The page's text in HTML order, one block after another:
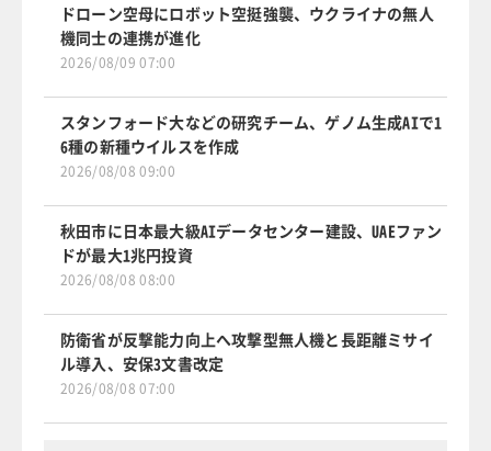
ドローン空母にロボット空挺強襲、ウクライナの無人
機同士の連携が進化
2026/08/09 07:00
スタンフォード大などの研究チーム、ゲノム生成AIで1
6種の新種ウイルスを作成
2026/08/08 09:00
秋田市に日本最大級AIデータセンター建設、UAEファン
ドが最大1兆円投資
2026/08/08 08:00
防衛省が反撃能力向上へ攻撃型無人機と長距離ミサイ
ル導入、安保3文書改定
2026/08/08 07:00